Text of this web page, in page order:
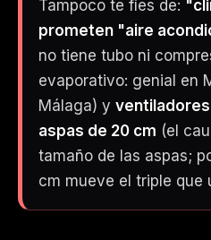
Tampoco te fíes de:
prometen "aire
no tiene tubo ni
evaporativo: genial en
Málaga) y
aspas de 20 cm (el
tamaño de las aspas;
cm mueve el triple que